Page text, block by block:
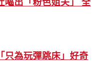
出「粉色姐夫」 全
為玩彈跳床」好奇